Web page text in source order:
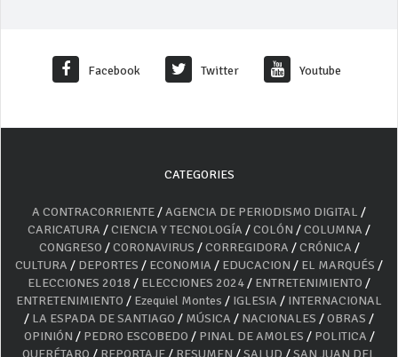
Facebook Twitter Youtube
CATEGORIES
A CONTRACORRIENTE/AGENCIA DE PERIODISMO DIGITAL /
CARICATURA /CIENCIA Y TECNOLOGÍA /COLÓN /COLUMNA /
CONGRESO /CORONAVIRUS /CORREGIDORA /CRÓNICA /
CULTURA / DEPORTES / ECONOMIA / EDUCACION / EL MARQUÉS /
ELECCIONES 2018 / ELECCIONES 2024/ ENTRETENIMIENTO /
ENTRETENIMIENTO / Ezequiel Montes / IGLESIA / INTERNACIONAL
/ LA ESPADA DE SANTIAGO / MÚSICA / NACIONALES /OBRAS /
OPINIÓN / PEDRO ESCOBEDO / PINAL DE AMOLES / POLITICA /
QUERÉTARO / REPORTAJE / RESUMEN /SALUD /SAN JUAN DEL